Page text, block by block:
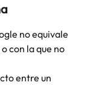
no equivale
con la que no
entre un